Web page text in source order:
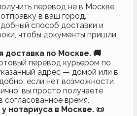
перевод не в Москве,
в ваш город.
способ доставки и
чтобы документы пришли
доставка по Москве. 🚚
перевод курьером по
адрес — домой или в
если нет возможности
вы просто получаете
согласованное время.
нотариуса в Москве. 📜